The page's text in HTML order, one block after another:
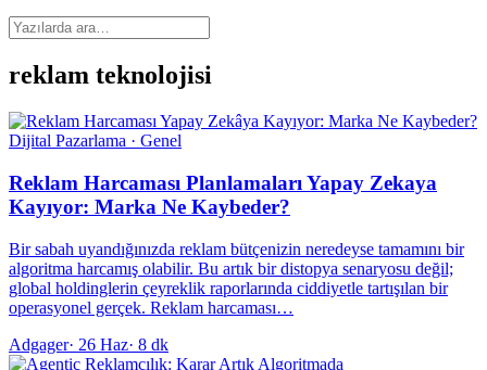
reklam teknolojisi
Dijital Pazarlama · Genel
Reklam Harcaması Planlamaları Yapay Zekaya
Kayıyor: Marka Ne Kaybeder?
Bir sabah uyandığınızda reklam bütçenizin neredeyse tamamını bir
algoritma harcamış olabilir. Bu artık bir distopya senaryosu değil;
global holdinglerin çeyreklik raporlarında ciddiyetle tartışılan bir
operasyonel gerçek. Reklam harcaması…
Adgager· 26 Haz· 8 dk